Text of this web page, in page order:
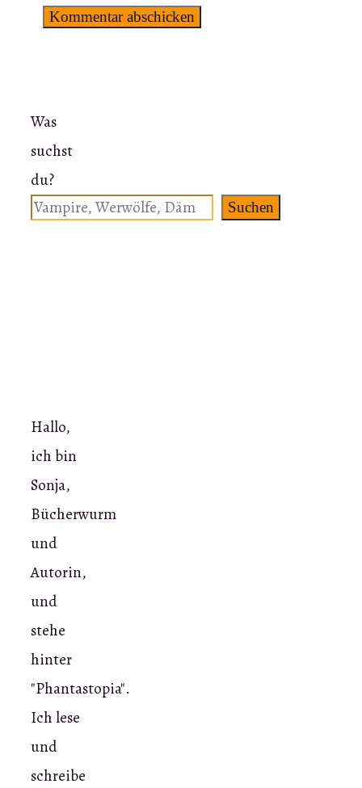
Was
suchst
du?
Suchen
Hallo,
ich bin
Sonja,
Bücherwurm
und
Autorin,
und
stehe
hinter
"Phantastopia".
Ich lese
und
schreibe